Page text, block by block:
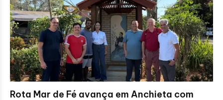
Rota Mar de Fé avança em Anchieta com